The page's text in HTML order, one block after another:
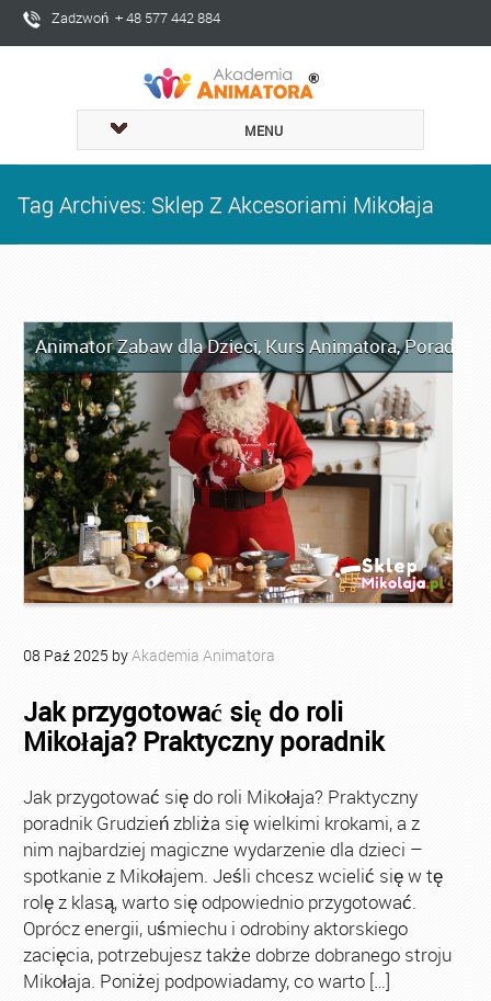
Zadzwoń + 48 577 442 884
MENU
Tag Archives: Sklep Z Akcesoriami Mikołaja
Animator Zabaw dla Dzieci, Kurs Animatora,Porady
08 Paź2025 byAkademia Animatora
Jak przygotować się do roli
Mikołaja? Praktyczny poradnik
Jak przygotować się do roli Mikołaja? Praktyczny
poradnik Grudzień zbliża się wielkimi krokami, a z
nim najbardziej magiczne wydarzenie dla dzieci –
spotkanie z Mikołajem. Jeśli chcesz wcielić się w tę
rolę z klasą, warto się odpowiednio przygotować.
Oprócz energii, uśmiechu i odrobiny aktorskiego
zacięcia, potrzebujesz także dobrze dobranego stroju
Mikołaja. Poniżej podpowiadamy, co warto […]